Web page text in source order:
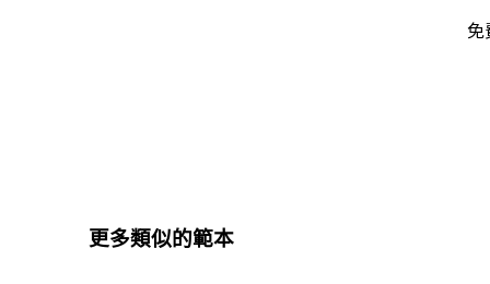
免
更多類似的範本